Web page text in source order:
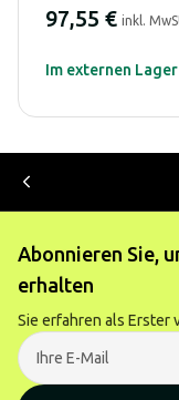
97,55 € inkl.
Im externen Lager
Abonnieren Sie,
erhalten
Sie erfahren als Erster